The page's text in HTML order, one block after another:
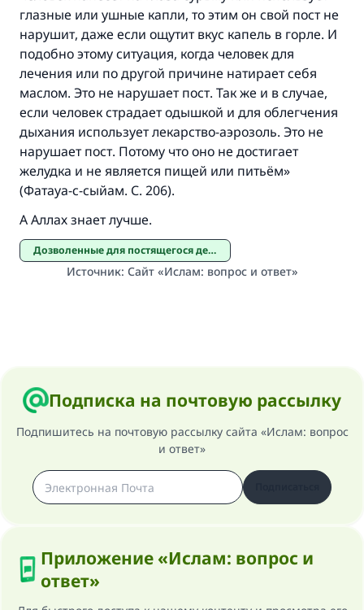
глазные или ушные капли, то этим он свой пост не
нарушит, даже если ощутит вкус капель в горле. И
подобно этому ситуация, когда человек для
лечения или по другой причине натирает себя
маслом. Это не нарушает пост. Так же и в случае,
если человек страдает одышкой и для облегчения
дыхания использует лекарство-аэрозоль. Это не
нарушает пост. Потому что оно не достигает
желудка и не является пищей или питьём»
(Фатауа-с-сыйам. С. 206).
А Аллах знает лучше.
Дозволенные для постящегося действия
Источник: Сайт «Ислам: вопрос и ответ»
Подписка на почтовую рассылку
Подпишитесь на почтовую рассылку сайта «Ислам: вопрос
и ответ»
Приложение «Ислам: вопрос и
ответ»